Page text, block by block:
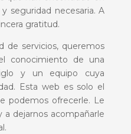
seguridad necesaria. A
gratitud.
de servicios, queremos
conocimiento de una
y un equipo cuya
Esta web es solo el
podemos ofrecerle. Le
dejarnos acompañarle